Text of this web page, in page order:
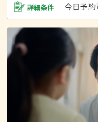
詳細条件 今日予約